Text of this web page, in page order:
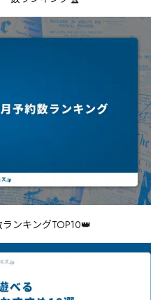
ンキングTOP10👑